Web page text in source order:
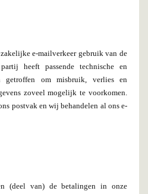
e-mailverkeer gebruik van de
heeft passende technische en
getroffen om misbruik, verlies en
zoveel mogelijk te voorkomen.
postvak en wij behandelen al ons e-
(deel van) de betalingen in onze